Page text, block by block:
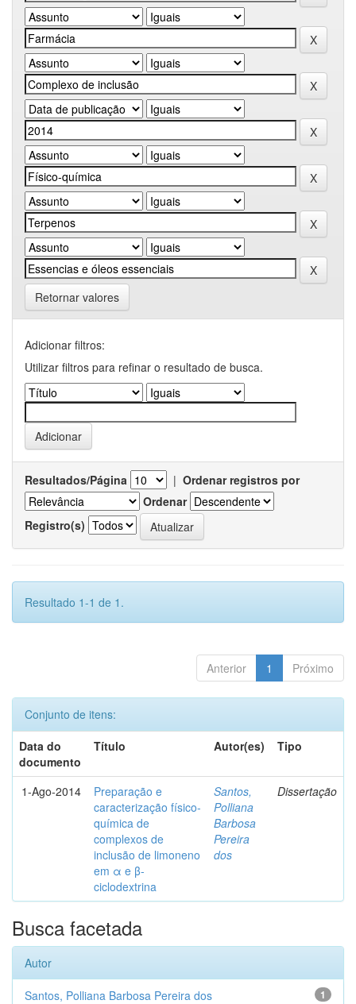
Retornar valores
Adicionar filtros:
Utilizar filtros para refinar o resultado de busca.
Resultados/Página | Ordenar registros por
Ordenar
Registro(s)
Resultado 1-1 de 1.
Anterior 1 Próximo
Conjunto de itens:
Data do
documento
Título Autor(es) Tipo
1-Ago-2014
Preparação e
caracterização físico-
química de
complexos de
inclusão de limoneno
em α e β-
ciclodextrina
Santos,
Polliana
Barbosa
Pereira
dos
Dissertação
Busca facetada
Autor
1
Santos, Polliana Barbosa Pereira dos